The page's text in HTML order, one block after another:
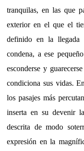
tranquilas, en las que
exterior en el que el
definido en la llegada
condena, a ese
esconderse y
condiciona sus vidas.
los pasajes más
inserta en su devenir
descrita de modo
expresión en la